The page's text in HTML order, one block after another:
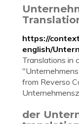
https://
english/
Translations in
from Reverso
der